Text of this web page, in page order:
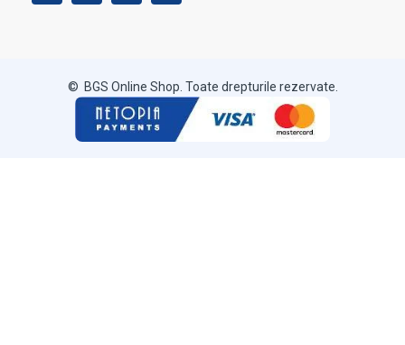
© BGS Online Shop. Toate drepturile rezervate.